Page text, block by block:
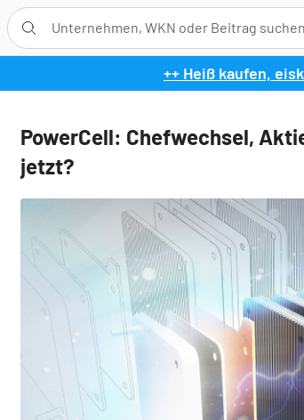
++ Heiß kaufen,
PowerCell: Chefwechsel,
jetzt?